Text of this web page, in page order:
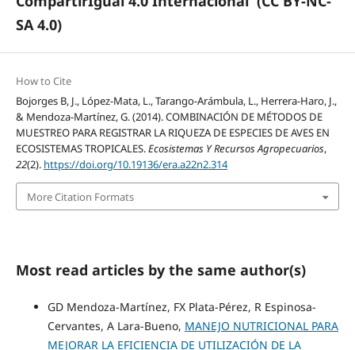
SA 4.0)
How to Cite
Bojorges B, J., López-Mata, L., Tarango-Arámbula, L., Herrera-Haro, J.,
& Mendoza-Martínez, G. (2014). COMBINACIÓN DE MÉTODOS DE
MUESTREO PARA REGISTRAR LA RIQUEZA DE ESPECIES DE AVES EN
ECOSISTEMAS TROPICALES.Ecosistemas Y Recursos Agropecuarios,
22(2). https://doi.org/10.19136/era.a22n2.314
More Citation Formats
Most read articles by the same author(s)
GD Mendoza-Martínez, FX Plata-Pérez, R Espinosa-
Cervantes, A Lara-Bueno, MANEJO NUTRICIONAL PARA
MEJORAR LA EFICIENCIA DE UTILIZACIÓN DE LA